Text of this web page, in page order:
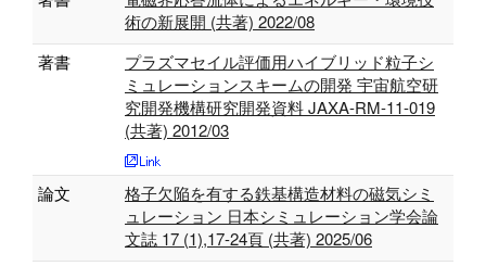
術の新展開 (共著) 2022/08
著書
プラズマセイル評価用ハイブリッド粒子シ
ミュレーションスキームの開発 宇宙航空研
究開発機構研究開発資料 JAXA-RM-11-019
(共著) 2012/03
論文
格子欠陥を有する鉄基構造材料の磁気シミ
ュレーション 日本シミュレーション学会論
文誌 17 (1),17-24頁 (共著) 2025/06